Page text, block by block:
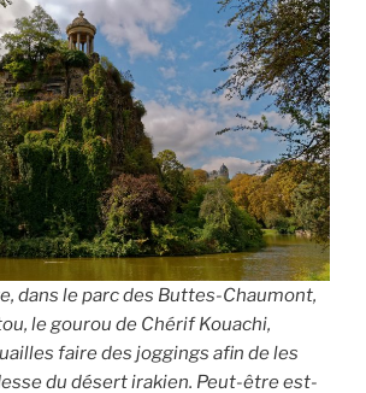
dans le parc des Buttes-Chaumont,
le gourou de Chérif Kouachi,
faire des joggings afin de les
du désert irakien. Peut-être est-